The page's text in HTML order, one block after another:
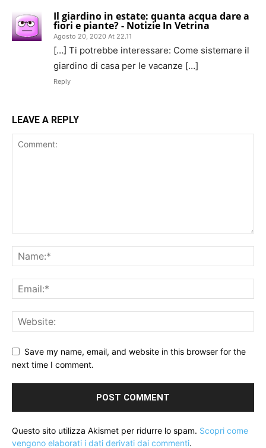
Il giardino in estate: quanta acqua dare a
fiori e piante? - Notizie In Vetrina
Agosto 20, 2020 At 22.11
[…] Ti potrebbe interessare: Come sistemare il
giardino di casa per le vacanze […]
Reply
LEAVE A REPLY
Save my name, email, and website in this browser for the
next time I comment.
Questo sito utilizza Akismet per ridurre lo spam. Scopri come
vengono elaborati i dati derivati dai commenti.